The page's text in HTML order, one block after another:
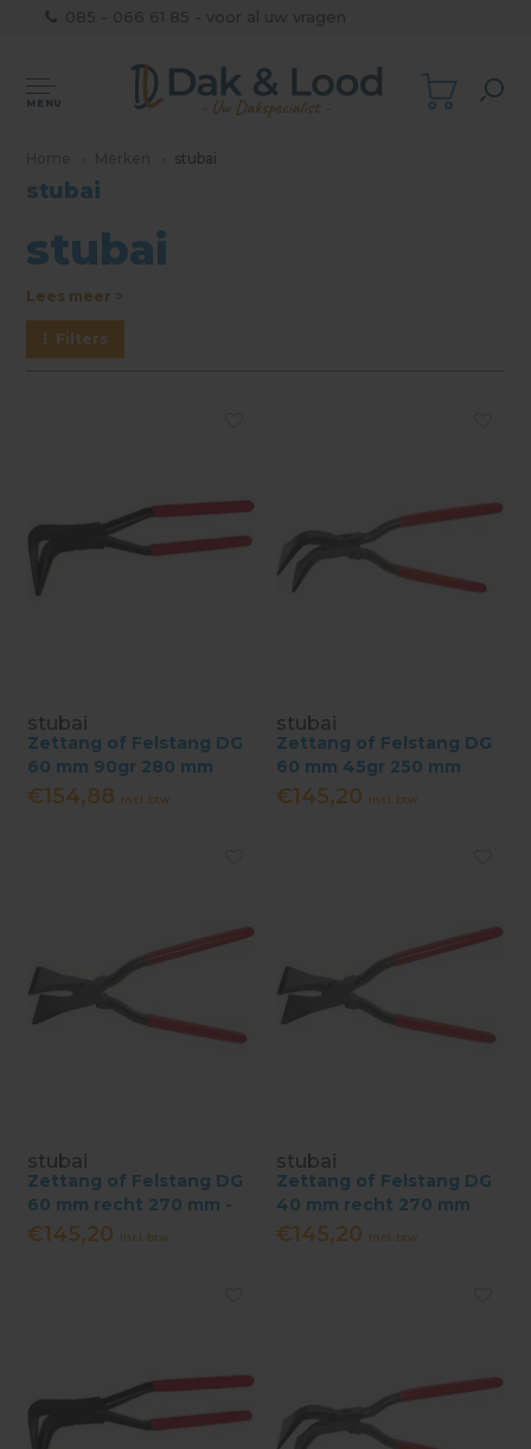
MENU
stubai
stubai
stubai
Lees meer >
Filters
stubai
Zettang of Felstang DG
60 mm 90gr 280 mm
€154,88 Incl. btw
stubai
Zettang of Felstang DG
60 mm 45gr 250 mm
€145,20 Incl. btw
stubai
Zettang of Felstang DG
60 mm recht 270 mm -
€145,20 Incl. btw
stubai
Zettang of Felstang DG
40 mm recht 270 mm
€145,20 Incl. btw